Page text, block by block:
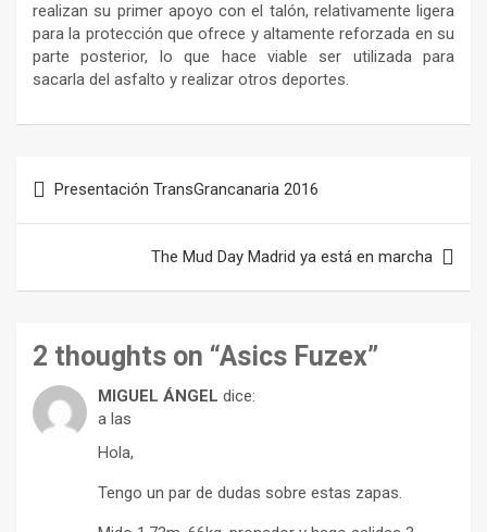
realizan su primer apoyo con el talón, relativamente ligera
para la protección que ofrece y altamente reforzada en su
parte posterior, lo que hace viable ser utilizada para
sacarla del asfalto y realizar otros deportes.
de
Presentación TransGrancanaria 2016
The Mud Day Madrid ya está en marcha
2 thoughts on “Asics Fuzex”
MIGUEL ÁNGEL dice:
a las
Hola,
Tengo un par de dudas sobre estas zapas.